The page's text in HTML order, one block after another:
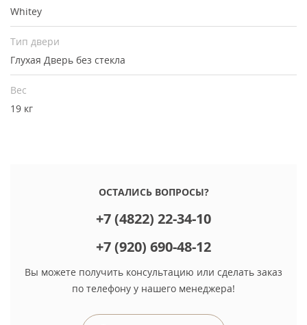
Whitey
Тип двери
Глухая Дверь без стекла
Вес
19 кг
ОСТАЛИСЬ ВОПРОСЫ?
+7 (4822) 22-34-10
+7 (920) 690-48-12
Вы можете получить консультацию или сделать заказ
по телефону у нашего менеджера!